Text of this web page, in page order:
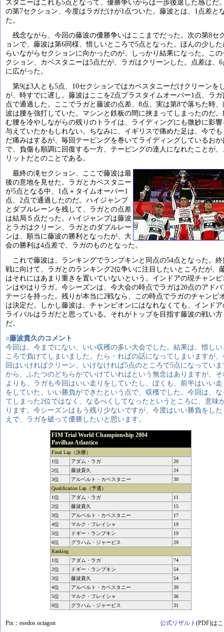
スタニーはこれも5点となって、優勝争いからは一歩後退した感じだ
の第7セクション、今度はラガだけが1点ついた。藤波とは、1点差と
た。
残念ながら、今回の藤波の優勝争いはここまでだった。次の第8セ
ョンで、藤波は第6同様、惜しいところで5点となった。ほんの少した
らいながらセクションに向かったのが、しっかり結果になった。この
クション、カベスタニーは5点だが、ラガはクリーンした。点差は、6
に広がった。
第9は3人とも5点、10セクションではカベスタニーだけクリーンを
が、時すでに遅し。藤波はここを2点プラスタイムオーバー1点、ラガ
点で通過した。ここでラガと藤波の点差、8点。実は第8で落ちた時、
波は腰を強打していた。マシンと鉄板の間に挟まってしまったのだ。
む腰を冷やしながらの残りのトライは、ライディングにも微妙に影響
与えていたかもしれない。ちなみに、イギリスで痛めた足は、今でも
だ痛みはするが、毎回テーピングを巻いてライディングしているおか
で、負傷も順調に回復する一方、テーピングの達人になれたことが、
リットだとのことである。
最終の滝セクション、ここで藤波は最
後の意地を見せた。ラガとカベスタニー
が5点となる中、1点＋タイムオーバー1
点、2点で通過したのだ。ハイジャンプ
とダブルレーンを残して、ラガとの点差
は結局５点だった。ハイジャンプは藤波
とラガはクリーン、ラガとのダブルレー
ンは、順当に藤波の勝利となったが、大
会の勝利は4点差で、ラガのものとなった。
これで藤波は、ランキングでランプキンと同点の54点となった。終
戦に向けて、ラガとのランキング2位争いに注目したいところだが、
はそれにはあまり重きを置いていないという。インドアの現チャンピ
ンはやはりラガ。今シーズンは、今大会の時点でラガは20点のアドバ
テージを持った。残りが本当に2戦なら、この時点でラガのチャンピ
は決定だ。しかし藤波は、チャンピオンにはなれなくても、インドア
ライバルはラガだと思っている。それがトップを目指す藤波の戦い方
だ。
○藤波貴久のコメント
今回は、今までにない、いい収穫の多い大会でした。結果は、惜しい
ころで負けてしまいました。たら・ればの話になってしまいますが、
回はいければクリーン、いけなければ5点のところで5点になっていま
から、ふたつのどちらかでいけていればという無念はありますが、そ
よりも、ラガも今回はいい走りをしていたし、ぼくも、前半はいい走
をしていた。いい勝負ができたという点で、収穫でした。今回は、な
てしまった2位ではなく、なるべくしてなったというところに、意味
ります。今シーズンはもう残り少ないですが、今度はいい勝負をした
えで、ラガを破って優勝したいと思います。
FIM Trial World Championship 2004
Pavilhao Atlantico
Final Lap（決勝）
1位
アダム・ラガ
20
2位
藤波貴久
24
3位
アルベルト・カベスタニー
30
Qualificarion Lap（予選）
1位
アダム・ラガ
11
2位
藤波貴久
15
3位
アルベルト・カベスタニー
17
4位
マルク・フレイシャ
19
5位
ドギー・ランプキン
19
6位
グラハム・ジャービス
29
Ranking
1位
アダム・ラガ
74
2位
ドギー・ランプキン
54
3位
藤波貴久
54
4位
アルベルト・カベスタニー
39
5位
マルク・フレイシャ
36
6位
グラハム・ジャービス 31
Pix：esedos octagon 公式リザルト (PDF)は